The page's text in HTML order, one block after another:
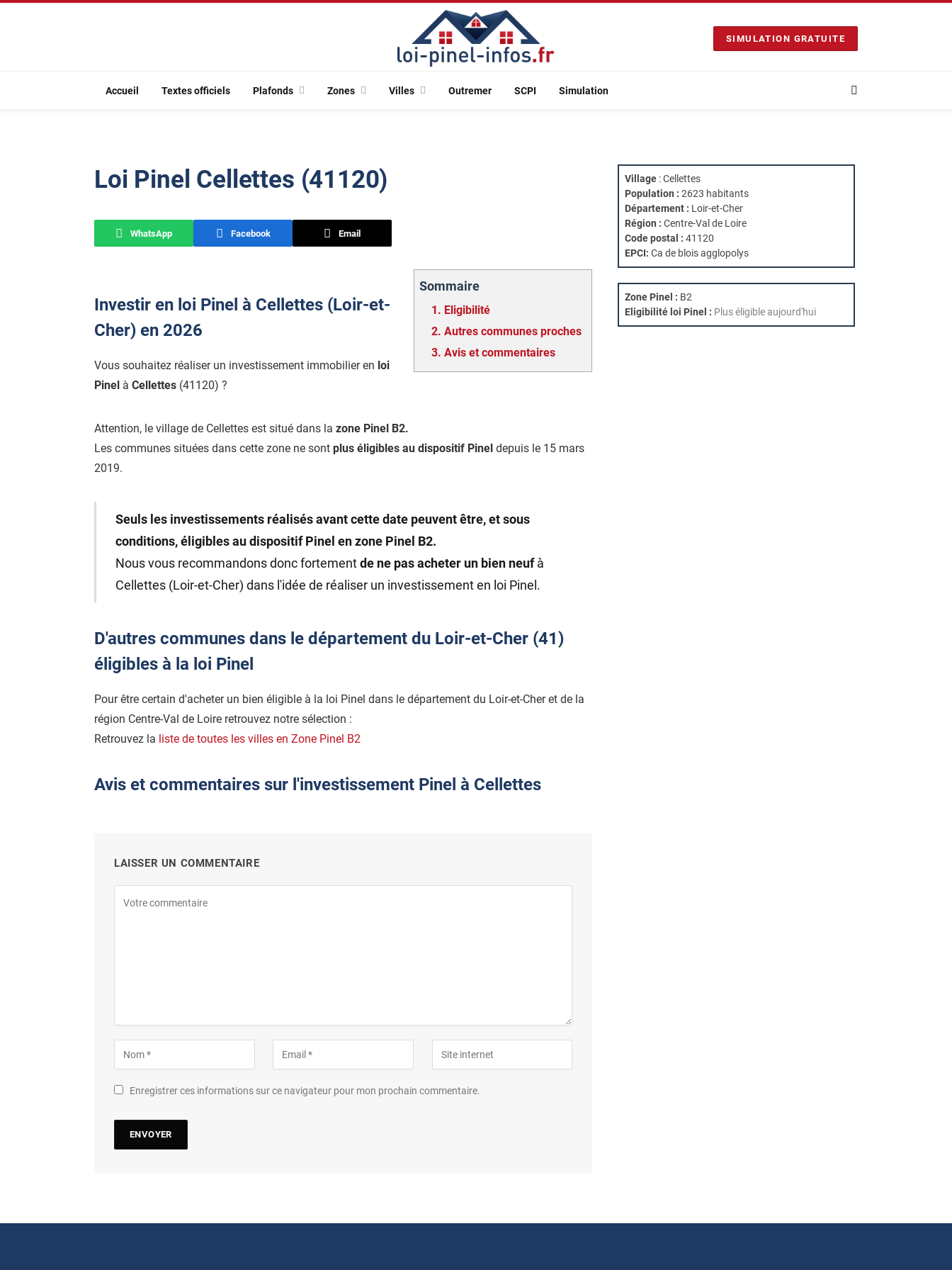
SIMULATION GRATUITE
Accueil Textes officiels Plafonds Zones Villes Outremer SCPI Simulation
Loi Pinel Cellettes (41120)
WhatsApp Facebook Email
Sommaire
1. Eligibilité
2. Autres communes proches
3. Avis et commentaires
Investir en loi Pinel à Cellettes (Loir-et-
Cher) en 2026
Vous souhaitez réaliser un investissement immobilier en loi
Pinel à Cellettes (41120) ?
Attention, le village de Cellettes est situé dans la zone Pinel B2.
Les communes situées dans cette zone ne sont plus éligibles au dispositif Pinel depuis le 15 mars
2019.
Seuls les investissements réalisés avant cette date peuvent être, et sous
conditions, éligibles au dispositif Pinel en zone Pinel B2.
Nous vous recommandons donc fortementde ne pas acheter un bien neufà
Cellettes (Loir-et-Cher) dans l'idée de réaliser un investissement en loi Pinel.
D'autres communes dans le département du Loir-et-Cher (41)
éligibles à la loi Pinel
Pour être certain d'acheter un bien éligible à la loi Pinel dans le département du Loir-et-Cher et de la
région Centre-Val de Loire retrouvez notre sélection :
Retrouvez la liste de toutes les villes en Zone Pinel B2
Avis et commentaires sur l'investissement Pinel à Cellettes
LAISSER UN COMMENTAIRE
Enregistrer ces informations sur ce navigateur pour mon prochain commentaire.
Village : Cellettes
Population : 2623 habitants
Département : Loir-et-Cher
Région : Centre-Val de Loire
Code postal : 41120
EPCI: Ca de blois agglopolys
Zone Pinel : B2
Eligibilité loi Pinel : Plus éligible aujourd'hui